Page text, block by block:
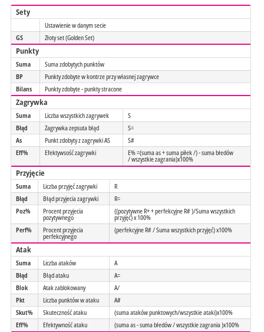
Sety
Ustawienie w danym secie
GS
Złoty set (Golden Set)
Punkty
Suma
Suma zdobytych punktów
BP
Punkty zdobyte w kontrze przy własnej zagrywce
Bilans
Punkty zdobyte - punkty stracone
Zagrywka
Suma Liczba wszystkich zagrywek
S
Błąd
Zagrywka zepsuta błąd
S=
As
Punkt zdobyty z zagrywki AS
S#
Eff%
Efektywsość zagrywki E% =(suma as + suma piłek /) - suma błedów
/ wszystkie zagrania)x100%
Przyjęcie
Suma Liczba przyjęć zagrywki
R
Błąd
Błąd przyjecia zagrywki
R=
Poz%
Procent przyjecia
pozytywnego
((pozytywne R+ + perfekcyjne R# )/Suma wszystkich
przyjęć) x 100%
Perf%
Procent przyjecia
perfekcyjnego
(perfekcyjne R# / Suma wszystkich przyjęć) x100%
Atak
Suma Liczba ataków
A
Błąd
Błąd ataku
A=
Blok
Atak zablokowany
A/
Pkt
Liczba punktów w ataku
A#
Skut%
Skuteczność ataku
(suma ataków punktowych/wszystkie ataki)x100%
Eff%
Efektywność ataku (suma as - suma błedów / wszystkie zagrania )x100%